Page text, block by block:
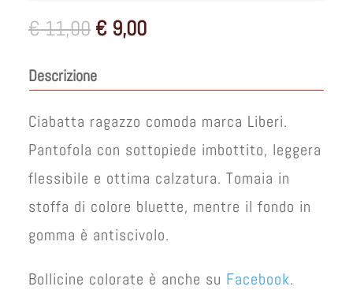
€11,00 Il
prezzo
era:
€ 9,00Il
Descrizione
Ciabatta ragazzo comoda marca Liberi.
Pantofola con sottopiede imbottito, leggera
flessibile e ottima calzatura. Tomaia in
stoffa di colore bluette, mentre il fondo in
gomma è antiscivolo.
Bollicine colorate è anche su Facebook.